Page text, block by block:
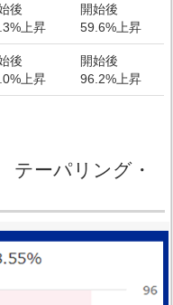
後
上昇
開始後
59.6%上昇
後
上昇
開始後
96.2%上昇
ーパリング・